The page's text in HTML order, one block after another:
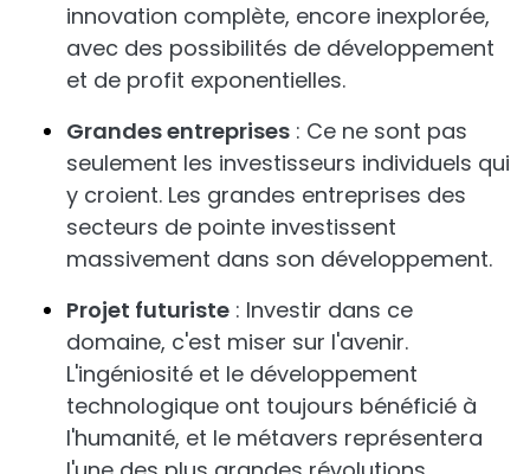
innovation complète, encore inexplorée,
avec des possibilités de développement
et de profit exponentielles.
Grandes entreprises : Ce ne sont pas
seulement les investisseurs individuels qui
y croient. Les grandes entreprises des
secteurs de pointe investissent
massivement dans son développement.
Projet futuriste : Investir dans ce
domaine, c'est miser sur l'avenir.
L'ingéniosité et le développement
technologique ont toujours bénéficié à
l'humanité, et le métavers représentera